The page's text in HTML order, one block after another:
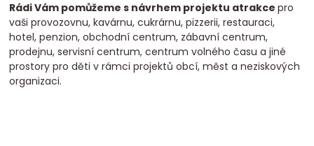
Rádi Vám pomůžeme s návrhem projektu atrakcepro
vaši provozovnu, kavárnu, cukrárnu, pizzerii, restauraci,
hotel, penzion, obchodní centrum, zábavní centrum,
prodejnu, servisní centrum, centrum volného času a jiné
prostory pro děti v rámci projektů obcí, měst a neziskových
organizaci.